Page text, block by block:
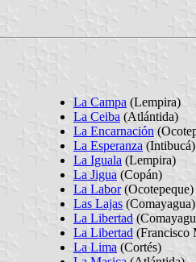
La Campa (Lempira)
La Ceiba (Atlántida)
La Encarnación
La Esperanza (Intibucá)
La Iguala (Lempira)
La Jigua (Copán)
La Labor(Ocotepeque)
Las Lajas (Comayagua)
La Libertad
La Libertad (Francisco
La Lima (Cortés)